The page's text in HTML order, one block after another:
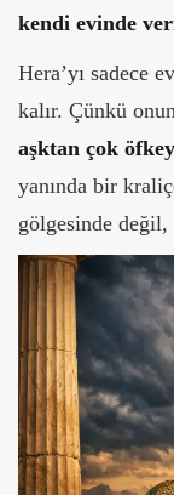
kendi evinde
Hera’yı sadece
kalır. Çünkü
aşktan çok
yanında bir
gölgesinde değil,